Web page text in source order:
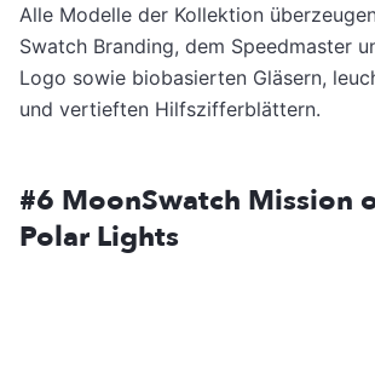
Alle Modelle der Kollektion
Swatch Branding, dem Speedmaster
Logo sowie biobasierten Gläsern,
und vertieften Hilfszifferblättern.
#6 MoonSwatch Mission
Polar Lights